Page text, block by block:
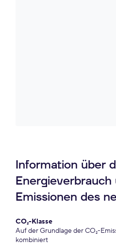
Information über
Emissionen des
CO₂-Klasse
Auf der Grundlage der CO₂-
kombiniert